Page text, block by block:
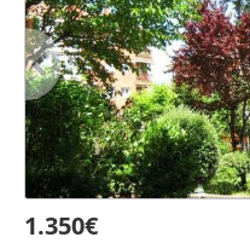
1.350€